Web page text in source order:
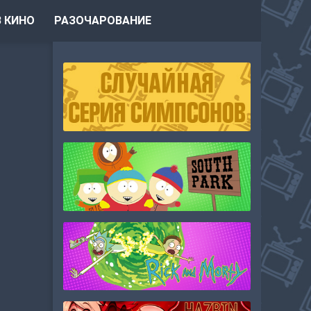
КИНО РАЗОЧАРОВАНИЕ